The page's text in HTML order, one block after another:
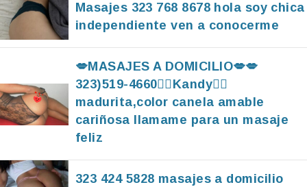
Masajes 323 768 8678 hola soy chica
independiente ven a conocerme
💋MASAJES A DOMICILIO💋💋
323)519-4660❤️‍🔥Kandy❤️‍🔥
madurita,color canela amable
cariñosa llamame para un masaje
feliz
323 424 5828 masajes a domicilio